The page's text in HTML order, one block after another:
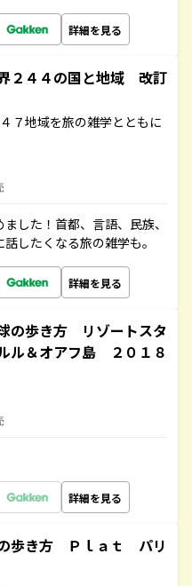
詳細を見る
２４４の国と地域 改訂
７地域を旅の雑学とともに
した！首都、言語、民族、
したくなる旅の雑学も。
詳細を見る
の歩き方 リゾートスタ
ル＆オアフ島 ２０１８
詳細を見る
歩き方 Ｐｌａｔ パリ